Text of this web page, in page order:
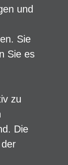
und
Sie
Sie es
zu
Die